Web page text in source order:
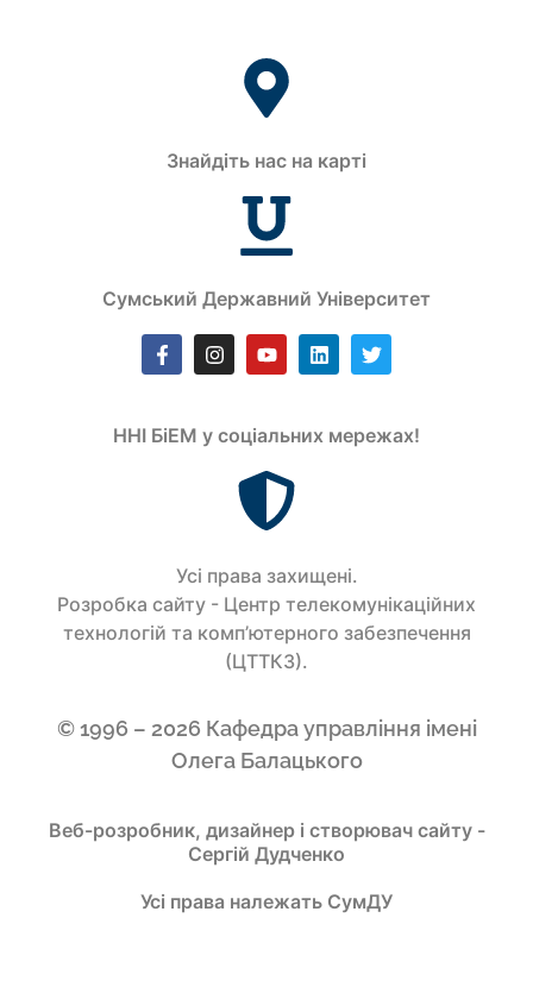
Знайдіть нас на карті
Сумський Державний Університет
ННІ БіЕМ у соціальних мережах!
Усi права захищенi.
Розробка сайту - Центр телекомунікаційних
технологій та комп’ютерного забезпечення
(ЦТТКЗ).
© 1996 – 2026 Кафедра управління імені
Олега Балацького
Веб-розробник, дизайнер і створювач сайту -
Сергій Дудченко
Усі права належать СумДУ